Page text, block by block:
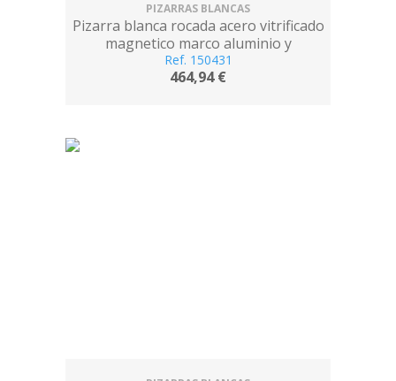
PIZARRAS BLANCAS
Pizarra blanca rocada acero vitrificado
magnetico marco aluminio y
cantoneras pvc 240x120 cm incluye
bandeja
Ref. 150431
464,94 €